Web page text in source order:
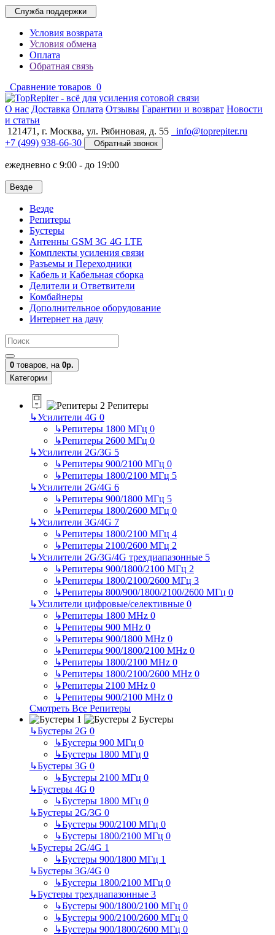
Служба поддержки
Условия возврата
Условия обмена
Оплата
Обратная связь
Сравнение товаров 0
O нас Доставка Оплата Отзывы Гарантии и возврат Новости
и статьи
121471, г. Москва, ул. Рябиновая, д. 55
info@toprepiter.ru
+7 (499) 938-66-30
Обратный звонок
ежедневно с 9:00 - до 19:00
Везде
Везде
Репитеры
Бустеры
Антенны GSM 3G 4G LTE
Комплекты усиления связи
Разъемы и Переходники
Кабель и Кабельная сборка
Делители и Ответвители
Комбайнеры
Дополнительное оборудование
Интернет на дачу
0 товаров, на 0р.
Категории
Репитеры
↳Усилители 4G 0
↳Репитеры 1800 МГц 0
↳Репитеры 2600 МГц 0
↳Усилители 2G/3G 5
↳Репитеры 900/2100 МГц 0
↳Репитеры 1800/2100 МГц 5
↳Усилители 2G/4G 6
↳Репитеры 900/1800 МГц 5
↳Репитеры 1800/2600 МГц 0
↳Усилители 3G/4G 7
↳Репитеры 1800/2100 МГц 4
↳Репитеры 2100/2600 МГц 2
↳Усилители 2G/3G/4G трехдиапазонные 5
↳Репитеры 900/1800/2100 МГц 2
↳Репитеры 1800/2100/2600 МГц 3
↳Репитеры 800/900/1800/2100/2600 МГц 0
↳Усилители цифровые/селективные 0
↳Репитеры 1800 MHz 0
↳Репитеры 900 MHz 0
↳Репитеры 900/1800 MHz 0
↳Репитеры 900/1800/2100 MHz 0
↳Репитеры 1800/2100 MHz 0
↳Репитеры 1800/2100/2600 MHz 0
↳Репитеры 2100 MHz 0
↳Репитеры 900/2100 MHz 0
Смотреть Все Репитеры
Бустеры
↳Бустеры 2G 0
↳Бустеры 900 МГц 0
↳Бустеры 1800 МГц 0
↳Бустеры 3G 0
↳Бустеры 2100 МГц 0
↳Бустеры 4G 0
↳Бустеры 1800 МГц 0
↳Бустеры 2G/3G 0
↳Бустеры 900/2100 МГц 0
↳Бустеры 1800/2100 МГц 0
↳Бустеры 2G/4G 1
↳Бустеры 900/1800 МГц 1
↳Бустеры 3G/4G 0
↳Бустеры 1800/2100 МГц 0
↳Бустеры трехдиапазонные 3
↳Бустеры 900/1800/2100 МГц 0
↳Бустеры 900/2100/2600 МГц 0
↳Бустеры 900/1800/2600 МГц 0